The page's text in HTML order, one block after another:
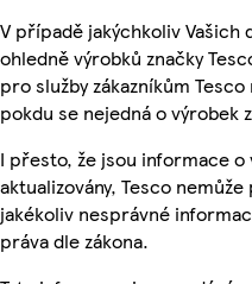
V případě jakýchkoliv Vašich
ohledně výrobků značky
pro služby zákazníkům
pokdu se nejedná o výrobek
I přesto, že jsou informace
aktualizovány, Tesco
jakékoliv nesprávné
práva dle zákona.